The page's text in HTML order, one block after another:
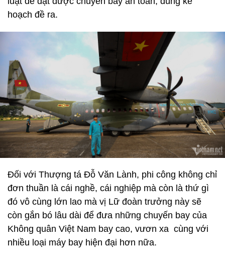
hoạch đề ra.
Đối với Thượng tá Đỗ Văn Lành, phi công không chỉ
đơn thuần là cái nghề, cái nghiệp mà còn là thứ gì
đó vô cùng lớn lao mà vị Lữ đoàn trưởng này sẽ
còn gắn bó lâu dài để đưa những chuyến bay của
Không quân Việt Nam bay cao, vươn xa cùng với
nhiều loại máy bay hiện đại hơn nữa.